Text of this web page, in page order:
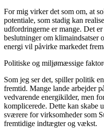
For mig virker det som om, at
potentiale, som stadig kan
udfordringerne er mange. Det
beslutninger om klimaindsatser
energi vil påvirke markedet
Politiske og miljømæssige
Som jeg ser det, spiller politik
fremtid. Mange lande arbejder
vedvarende energikilder, men
komplicerede. Dette kan skabe
sværere for virksomheder som
fremtidige indtægter og vækst.